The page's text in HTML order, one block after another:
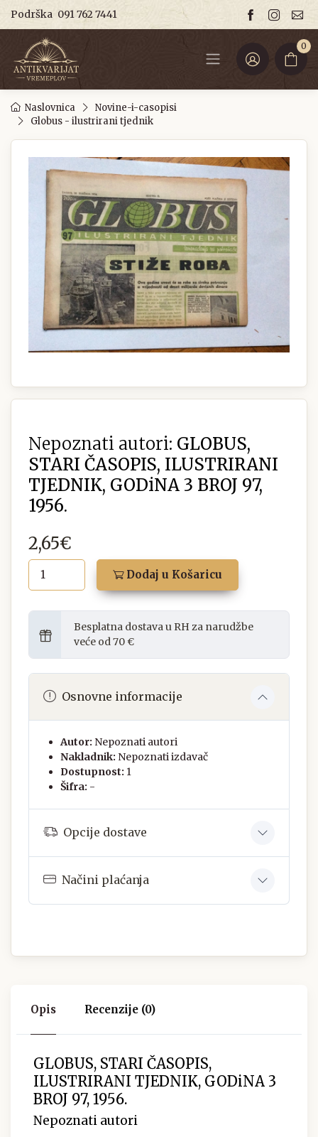
Podrška 091 762 7441
0
Naslovnica
Novine-i-casopisi
Globus - ilustrirani tjednik
Nepoznati autori: GLOBUS,
STARI ČASOPIS, ILUSTRIRANI
TJEDNIK, GODiNA 3 BROJ 97,
1956.
2,65€
Dodaj u Košaricu
Besplatna dostava u RH za narudžbe
veće od 70 €
Osnovne informacije
Autor: Nepoznati autori
Nakladnik: Nepoznati izdavač
Dostupnost: 1
Šifra: -
Opcije dostave
Načini plaćanja
Opis Recenzije (0)
GLOBUS, STARI ČASOPIS,
ILUSTRIRANI TJEDNIK, GODiNA 3
BROJ 97, 1956.
Nepoznati autori